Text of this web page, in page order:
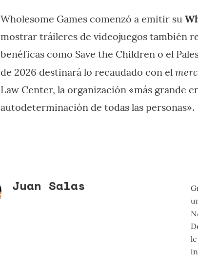
Wholesome Games comenzó a emitir su
mostrar tráileres de videojuegos también
benéficas como Save the Children o el
de 2026 destinará lo recaudado con el
Law Center, la organización «más grande
autodeterminación de todas las personas».
Juan Salas